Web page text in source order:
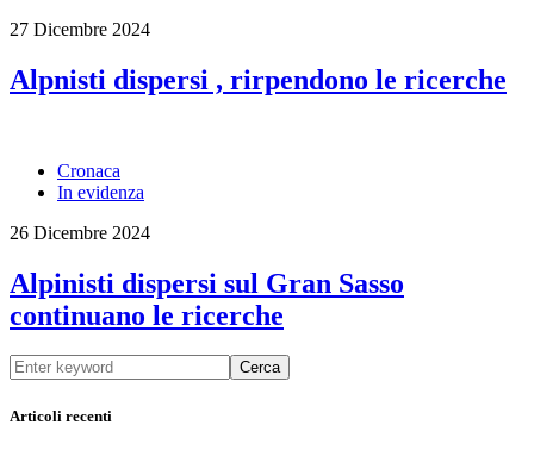
27 Dicembre 2024
Alpnisti dispersi , rirpendono le ricerche
Cronaca
In evidenza
26 Dicembre 2024
Alpinisti dispersi sul Gran Sasso
continuano le ricerche
Cerca
Articoli recenti